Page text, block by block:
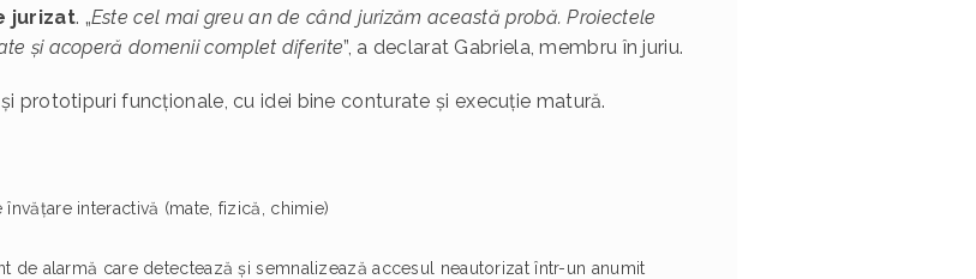
jurizat. „Este cel mai greu an de când jurizăm această probă. Proiectele
și acoperă domenii complet diferite”, a declarat Gabriela, membru în juriu.
prototipuri funcționale, cu idei bine conturate și execuție matură.
interactivă (mate, fizică, chimie)
de alarmă care detectează și semnalizează accesul neautorizat într-un anumit